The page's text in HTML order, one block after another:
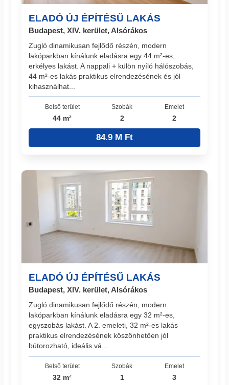
ELADÓ ÚJ ÉPÍTÉSŰ LAKÁS
Budapest, XIV. kerület, Alsórákos
Zugló dinamikusan fejlődő részén, modern
lakóparkban kínálunk eladásra egy 44 m²-es,
erkélyes lakást. A nappali + külön nyíló hálószobás,
44 m²-es lakás praktikus elrendezésének és jól
kihasználhat...
Belső terület
44 m²
Szobák
2
Emelet
2
84.9 M Ft
ELADÓ ÚJ ÉPÍTÉSŰ LAKÁS
Budapest, XIV. kerület, Alsórákos
Zugló dinamikusan fejlődő részén, modern
lakóparkban kínálunk eladásra egy 32 m²-es,
egyszobás lakást. A 2. emeleti, 32 m²-es lakás
praktikus elrendezésének köszönhetően jól
bútorozható, ideális vá...
Belső terület
32 m²
Szobák
1
Emelet
3